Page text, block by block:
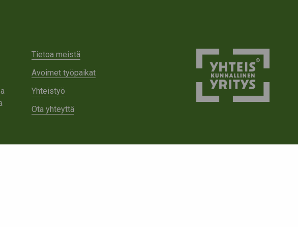
Tietoa meistä
Avoimet työpaikat
Yhteistyö
Ota yhteyttä